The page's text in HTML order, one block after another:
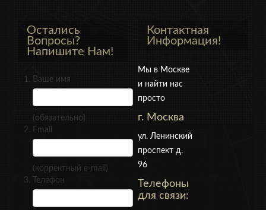
Остались
Вопросы?
Напишите Нам!
Ваше имя
(обязательно)
Email
(корректный e-mail)
Телефон
Контактная
Информация!
Мы в Москве
и найти нас
просто
г. Москва
ул. Ленинский
проспект д.
96
Телефоны
для связи: